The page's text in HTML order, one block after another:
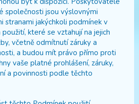
společnosti jsou výslovnými
stranami jakýchkoli podmínek v
které se vztahují na jejich
včetně odmítnutí záruky a
a budou mít právo přímo proti
vaše platné prohlášení, záruky,
a povinnosti podle těchto